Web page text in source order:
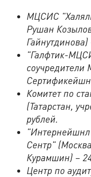
МЦСИС
Рушан
"Галфтик-
Комитет по
(Татарстан,
рублей.
Сентр"
Курамшин) –
Центр по